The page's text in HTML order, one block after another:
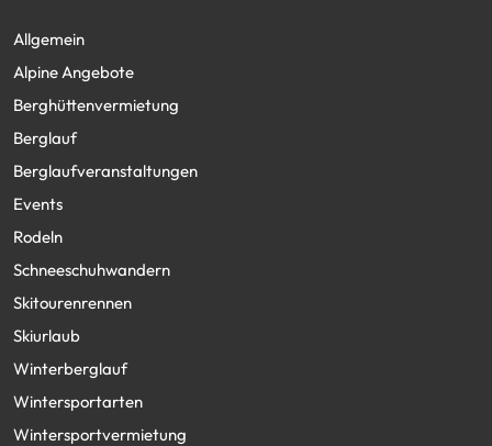
Allgemein
Alpine Angebote
Berghüttenvermietung
Berglauf
Berglaufveranstaltungen
Events
Rodeln
Schneeschuhwandern
Skitourenrennen
Skiurlaub
Winterberglauf
Wintersportarten
Wintersportvermietung